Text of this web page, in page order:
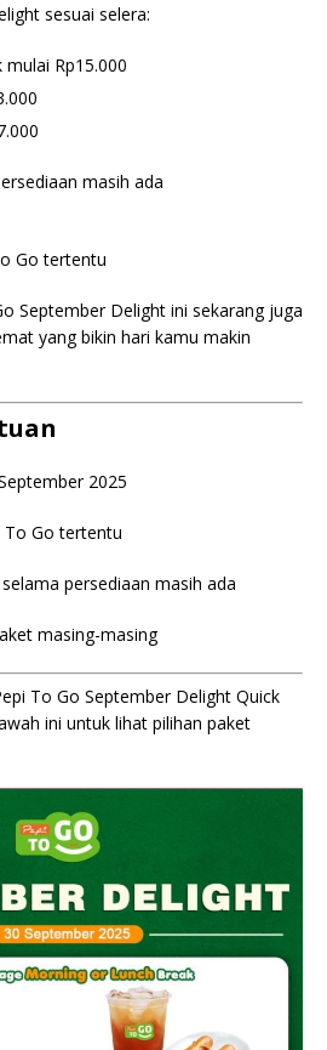
sesuai selera:
Rp15.000
masih ada
Go tertentu
September Delight ini sekarang juga
yang bikin hari kamu makin
2025
To Go tertentu
persediaan masih ada
masing-masing
To Go September Delight Quick
ini untuk lihat pilihan paket